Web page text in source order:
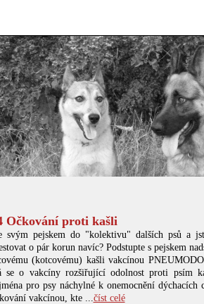
Očkování proti kašli
svým pejskem do "kolektivu" dalších psů a
o pár korun navíc? Podstupte s pejskem
(kotcovému) kašli vakcínou
se o vakcíny rozšiřující odolnost proti psím
pro psy náchylné k onemocnění dýchacích
vakcínou, kte ...číst celé